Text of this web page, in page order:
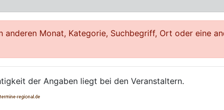
Monat, Kategorie, Suchbegriff, Ort oder eine
der Angaben liegt bei den Veranstaltern.